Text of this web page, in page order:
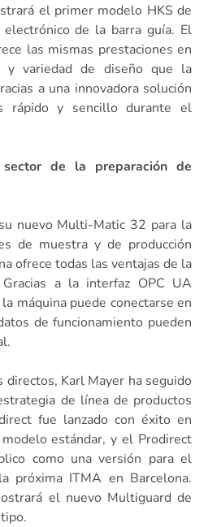
el primer modelo HKS de
de la barra guía. El
las mismas prestaciones en
y variedad de diseño que la
a una innovadora solución
rápido y sencillo durante el
de la preparación de
nuevo Multi-Matic 32 para la
de muestra y de producción
ofrece todas las ventajas de la
a la interfaz OPC UA
máquina puede conectarse en
de funcionamiento pueden
directos, Karl Mayer ha seguido
de línea de productos
fue lanzado con éxito en
estándar, y el Prodirect
como una versión para el
próxima ITMA en Barcelona.
el nuevo Multiguard de